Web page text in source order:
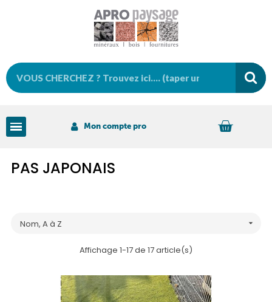
Mon compte pro
PAS JAPONAIS
Nom, A à Z 
Affichage 1-17 de 17 article(s)